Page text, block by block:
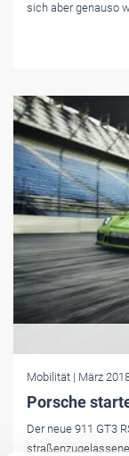
sich aber genauso
Mobilität | März
Porsche
Der neue 911 GT3